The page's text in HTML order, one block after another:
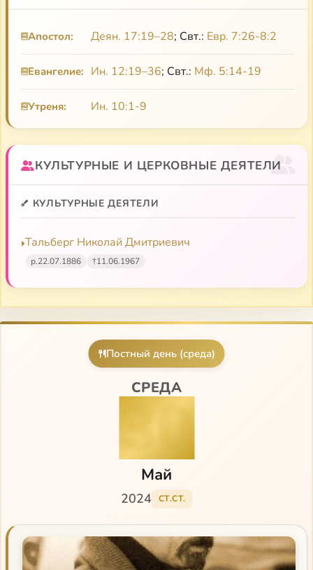
Толкование на молитву прп. Ефрема Сирина
седмицы
Толкование на молитву Ефрема Сирина
Наука и религия
Спешите идти за Христом!
Апостол: Деян. 17:19–28; Свт.: Евр. 7:26-8:2
Евангелие: Ин. 12:19–36; Свт.: Мф. 5:14-19
Утреня: Ин. 10:1-9
КУЛЬТУРНЫЕ И ЦЕРКОВНЫЕ ДЕЯТЕЛИ
КУЛЬТУРНЫЕ ДЕЯТЕЛИ
Тальберг Николай Дмитриевич
р.22.07.1886 †11.06.1967
Постный день (среда)
СРЕДА
30
Май
2024 СТ.СТ.